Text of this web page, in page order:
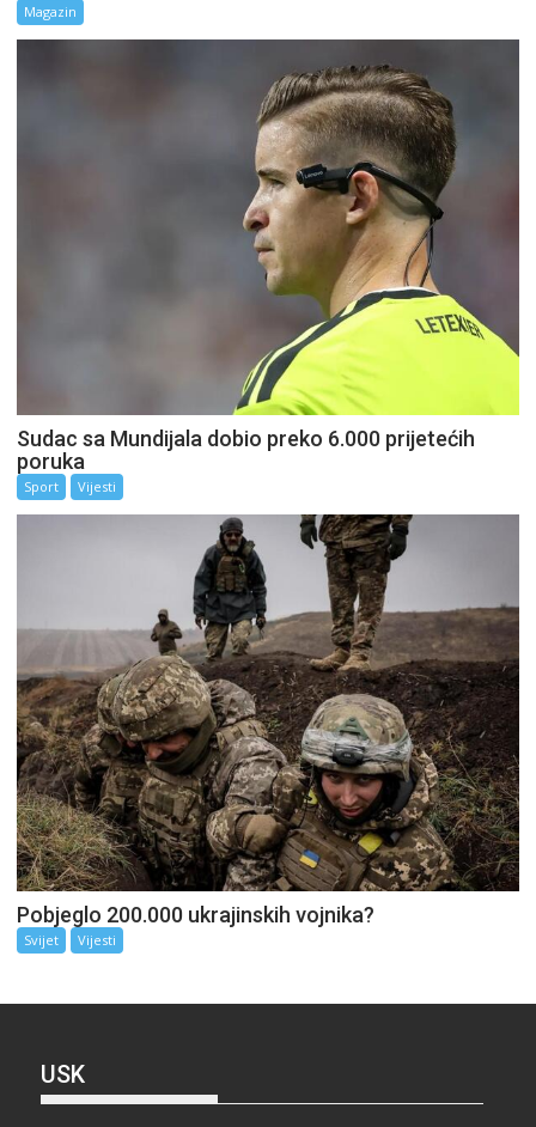
Magazin
Sudac sa Mundijala dobio preko 6.000 prijetećih
poruka
Sport Vijesti
Pobjeglo 200.000 ukrajinskih vojnika?
Svijet Vijesti
USK